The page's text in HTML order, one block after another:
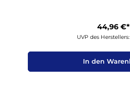
44,96 €*
UVP des
In den